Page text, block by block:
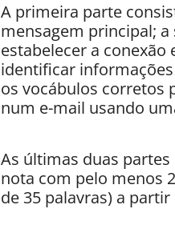
A primeira parte
mensagem principal;
estabelecer a
identificar
os vocábulos corretos
num e-mail usando
As últimas duas
nota com pelo menos
de 35 palavras) a